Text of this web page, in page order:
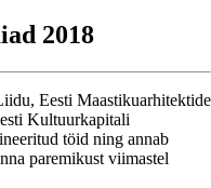
2018
Eesti Maastikuarhitektide
Kultuurkapitali
töid ning annab
paremikust viimastel